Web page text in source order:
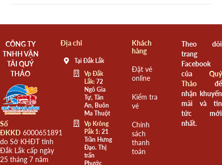
CÔNG TY
TNHH VẬN
TẢI QUÝ
THẢO
Số
ĐKKD 6000651891
do Sở KHĐT tỉnh
Đắk Lắk cấp ngày
25 tháng 7 năm
Địa chỉ
Tại Đắk Lắk
Vp Đắk
Lắk:72
Ngô Gia
Tự, Tân
An, Buôn
Ma Thuột
Vp Krông
Pắk 1:21
Trần Hưng
Đạo. Thị
trấn
Phước
Khách
hàng
Đặt vé
online
Kiểm tra
vé
Chính
sách
thanh
toán
Theo dõi
trang
Facebook
của Quý
Thảođể
nhận khuyến
mãi và tin
tức mới
nhất.